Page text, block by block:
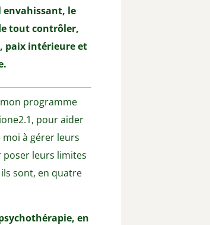
envahissant, le
tout contrôler,
paix intérieure et
mon programme
pour aider
à gérer leurs
poser leurs limites
sont, en quatre
en